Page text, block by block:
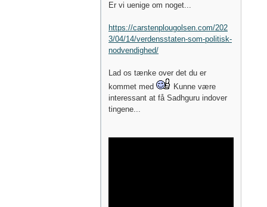
Er vi uenige om noget...
https://carstenplougolsen.com/202
3/04/14/verdensstaten-som-politisk-
nodvendighed/
Lad os tænke over det du er
kommet med
Kunne være
interessant at få Sadhguru indover
tingene...